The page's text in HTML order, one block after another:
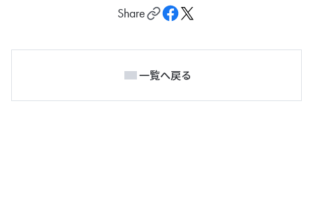
Share
一覧へ戻る